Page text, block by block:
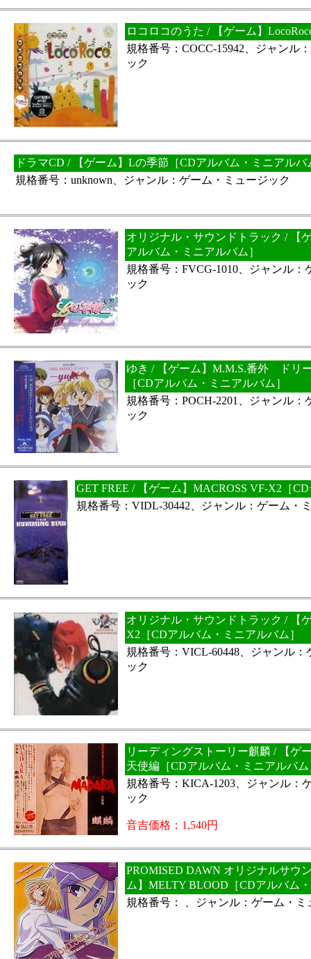
ロコロコのうた / 【ゲーム】
規格番号：COCC-15942、ジャンル
ック
ドラマCD / 【ゲーム】Lの季節［CDアルバム・ミニアルバ
規格番号：unknown、ジャンル：ゲーム・ミュージック
オリジナル・サウンドトラック / 【
アルバム・ミニアルバム］
規格番号：FVCG-1010、ジャンル：
ック
ゆき / 【ゲーム】M.M.S.番外 ドリ
［CDアルバム・ミニアルバム］
規格番号：POCH-2201、ジャンル：
ック
GET FREE / 【ゲーム】MACROSS VF-X2［
規格番号：VIDL-30442、ジャンル：ゲーム・
オリジナル・サウンドトラック / 【
X2［CDアルバム・ミニアルバム］
規格番号：VICL-60448、ジャンル：
ック
リーディングストーリー麒麟 / 【ゲ
天使編［CDアルバム・ミニアルバム
規格番号：KICA-1203、ジャンル：
ック
音吉価格：1,540円
PROMISED DAWN オリジナルサウ
ム】MELTY BLOOD［CDアルバム
規格番号： 、ジャンル：ゲーム・ミ